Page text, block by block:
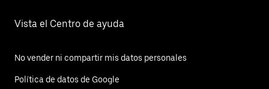
Vista el Centro de ayuda
No vender ni compartir mis datos personales
Política de datos de Google